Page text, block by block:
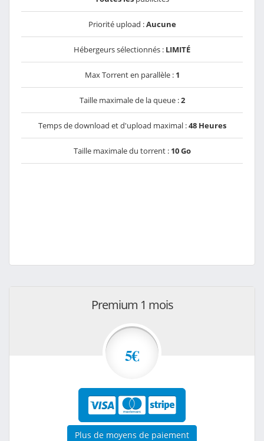
Priorité upload :Aucune
Hébergeurs sélectionnés : LIMITÉ
Max Torrent en parallèle : 1
Taille maximale de la queue :2
Temps de download et d'upload maximal :48 Heures
Taille maximale du torrent : 10 Go
Premium 1 mois
5€
Plus de moyens de paiement